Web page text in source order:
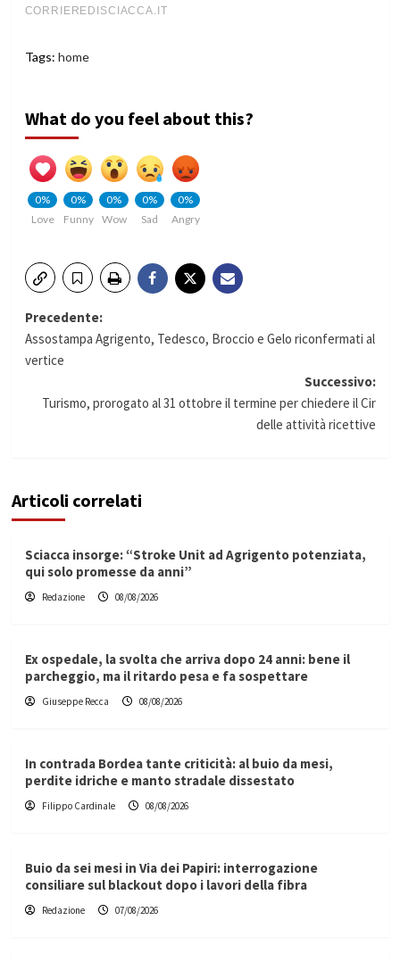
Tags: home
What do you feel about this?
0%
Love
0%
Funny
0%
Wow
0%
Sad
0%
Angry
Navigazione
articolo
Precedente:
Assostampa Agrigento, Tedesco, Broccio e Gelo riconfermati al
vertice
Successivo:
Turismo, prorogato al 31 ottobre il termine per chiedere il Cir
delle attività ricettive
Articoli correlati
Sciacca insorge: “Stroke Unit ad Agrigento potenziata,
qui solo promesse da anni”
Redazione 08/08/2026
Ex ospedale, la svolta che arriva dopo 24 anni: bene il
parcheggio, ma il ritardo pesa e fa sospettare
Giuseppe Recca 08/08/2026
In contrada Bordea tante criticità: al buio da mesi,
perdite idriche e manto stradale dissestato
Filippo Cardinale 08/08/2026
Buio da sei mesi in Via dei Papiri: interrogazione
consiliare sul blackout dopo i lavori della fibra
Redazione 07/08/2026